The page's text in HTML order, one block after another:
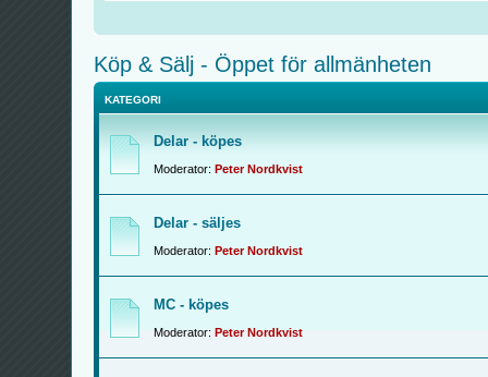
Köp & Sälj - Öppet för allmänheten
KATEGORI
Delar - köpes
Moderator: Peter Nordkvist
Delar - säljes
Moderator: Peter Nordkvist
MC - köpes
Moderator: Peter Nordkvist